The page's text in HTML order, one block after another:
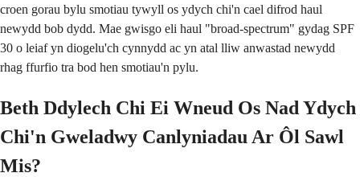
croen gorau bylu smotiau tywyll os ydych chi'n cael difrod haul
newydd bob dydd. Mae gwisgo eli haul "broad-spectrum" gydag SPF
30 o leiaf yn diogelu'ch cynnydd ac yn atal lliw anwastad newydd
rhag ffurfio tra bod hen smotiau'n pylu.
Beth Ddylech Chi Ei Wneud Os Nad Ydych
Chi'n Gweladwy Canlyniadau Ar Ôl Sawl
Mis?